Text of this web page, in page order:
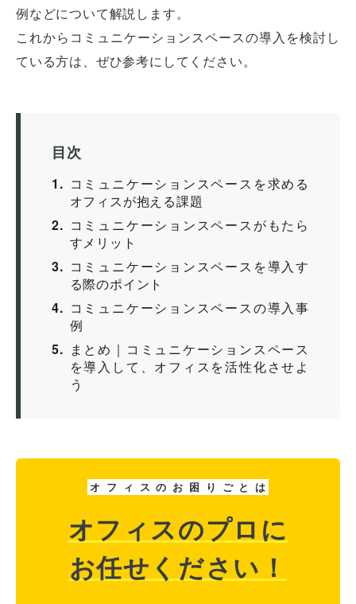
例などについて解説します。
これからコミュニケーションスペースの導入を検討し
ている方は、ぜひ参考にしてください。
目次
1
コミュニケーションスペースを求める
オフィスが抱える課題
2
コミュニケーションスペースがもたら
すメリット
3
コミュニケーションスペースを導入す
る際のポイント
4
コミュニケーションスペースの導入事
例
5
まとめ｜コミュニケーションスペース
を導入して、オフィスを活性化させよ
う
オ フ ィ ス の お 困 り ご と は
オフィスのプロに
お任せください！